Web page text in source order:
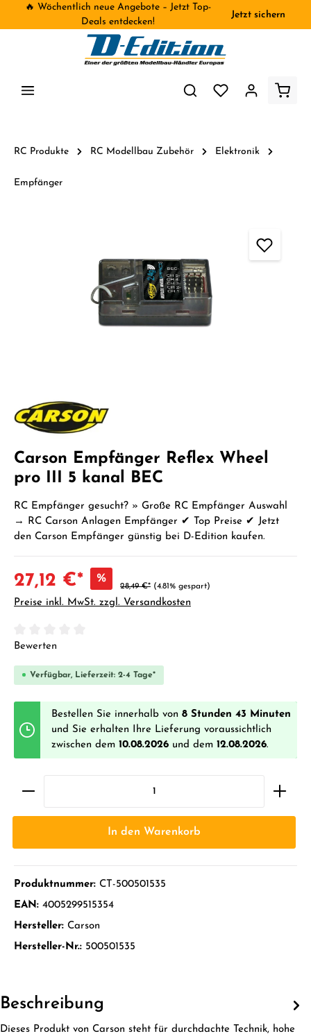
🔥 Wöchentlich neue Angebote – Jetzt Top-
Deals entdecken!
Jetzt sichern
RC Produkte RC Modellbau Zubehör Elektronik
Empfänger
Carson Empfänger Reflex Wheel
pro III 5 kanal BEC
RC Empfänger gesucht? » Große RC Empfänger Auswahl
→ RC Carson Anlagen Empfänger ✔ Top Preise ✔ Jetzt
den Carson Empfänger günstig bei D-Edition kaufen.
27,12 €* %
28,49 €* (4.81% gespart)
Preise inkl. MwSt. zzgl. Versandkosten
Durchschnittliche Bewertung von 0 von 5 Sternen
Bewerten
Verfügbar, Lieferzeit: 2-4 Tage*
Bestellen Sie innerhalb von 8 Stunden 43 Minuten
und Sie erhalten Ihre Lieferung voraussichtlich
zwischen dem 10.08.2026 und dem 12.08.2026.
In den Warenkorb
Produktnummer: CT-500501535
EAN: 4005299515354
Hersteller: Carson
Hersteller-Nr.: 500501535
Beschreibung
Dieses Produkt von Carson steht für durchdachte Technik, hohe